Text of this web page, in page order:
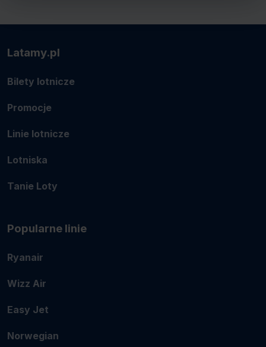
Latamy.pl
Bilety lotnicze
Promocje
Linie lotnicze
Lotniska
Tanie Loty
Popularne linie
Ryanair
Wizz Air
Easy Jet
Norwegian